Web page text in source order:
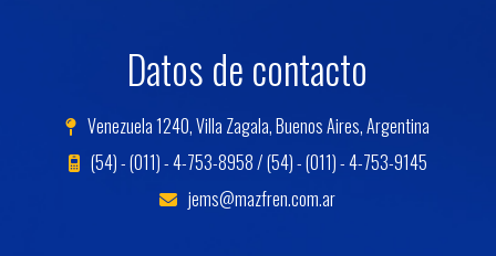
Datos de contacto
Venezuela 1240, Villa Zagala, Buenos Aires, Argentina
(54) - (011) - 4-753-8958 / (54) - (011) - 4-753-9145
jems@mazfren.com.ar